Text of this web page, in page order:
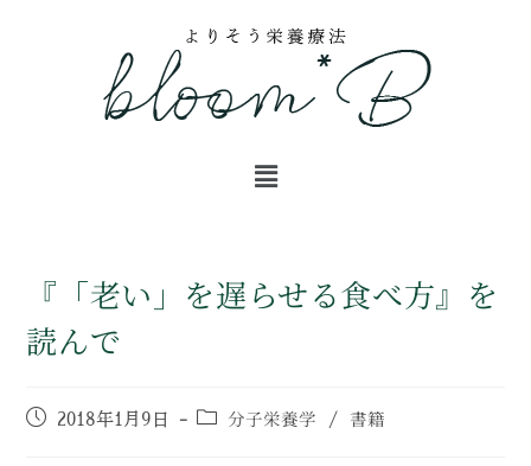
『「老い」を遅らせる食べ方』を
読んで
2018年1月9日 分子栄養学 / 書籍